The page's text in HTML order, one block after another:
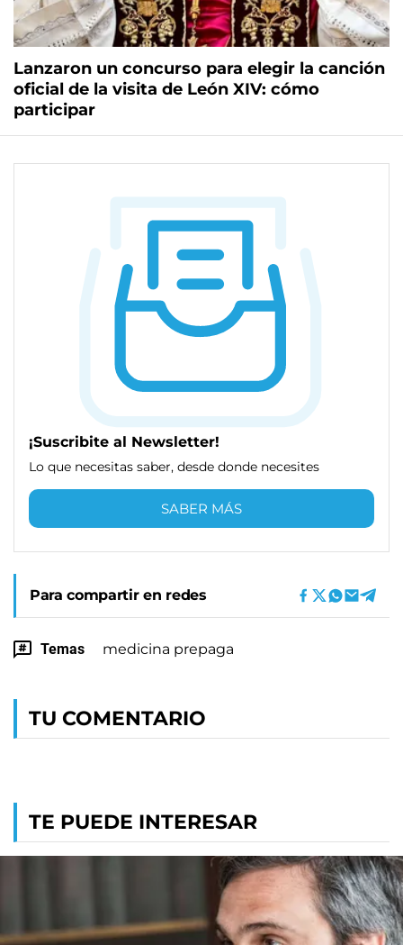
Lanzaron un concurso para elegir la canción
oficial de la visita de León XIV: cómo
participar
¡Suscribite al Newsletter!
Lo que necesitas saber, desde donde necesites
SABER MÁS
Para compartir en redes
Temas medicina prepaga
TU COMENTARIO
TE PUEDE INTERESAR